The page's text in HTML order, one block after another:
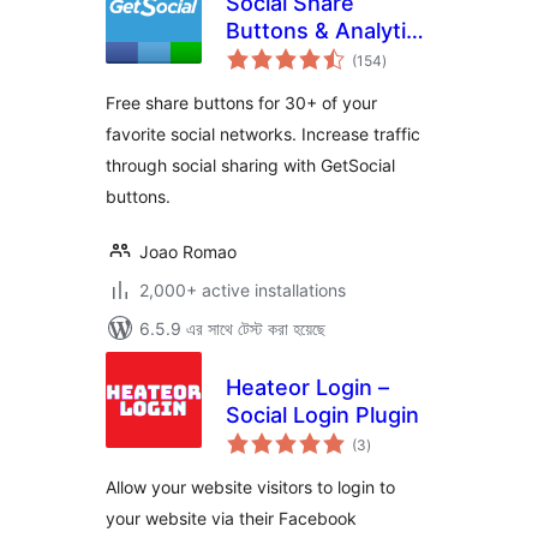
Buttons & Analytics
Plugin –
(154total
ratings
)
Free share buttons for 30+ of your
favorite social networks. Increase traffic
through social sharing with GetSocial
buttons.
Joao Romao
2,000+ active installations
6.5.9 এর সাথে টেস্ট করা হয়েছে
Heateor Login –
Social Login Plugin
(3total
ratings
)
Allow your website visitors to login to
your website via their Facebook